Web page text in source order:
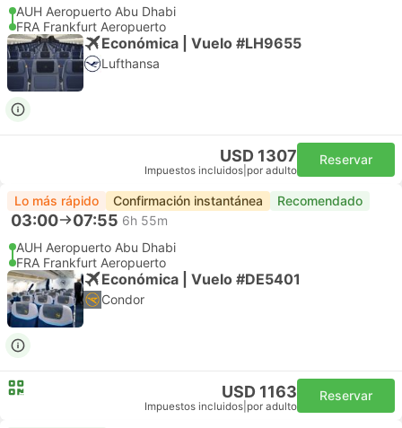
AUH Aeropuerto Abu Dhabi
FRA Frankfurt Aeropuerto
Económica | Vuelo #LH9655
Lufthansa
USD 1307
Impuestos incluidos por adulto
Reservar
Lo más rápido Confirmación instantánea Recomendado
03:00 07:55 6h 55m
AUH Aeropuerto Abu Dhabi
FRA Frankfurt Aeropuerto
Económica | Vuelo #DE5401
Condor
USD 1163
Impuestos incluidos por adulto
Reservar